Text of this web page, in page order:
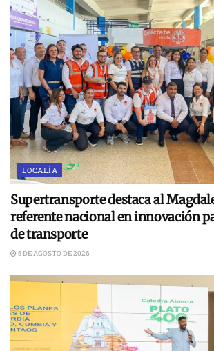
LOCALÍA
Supertransporte destaca al
referente nacional en innovación
de transporte
5 DE AGOSTO DE 2026